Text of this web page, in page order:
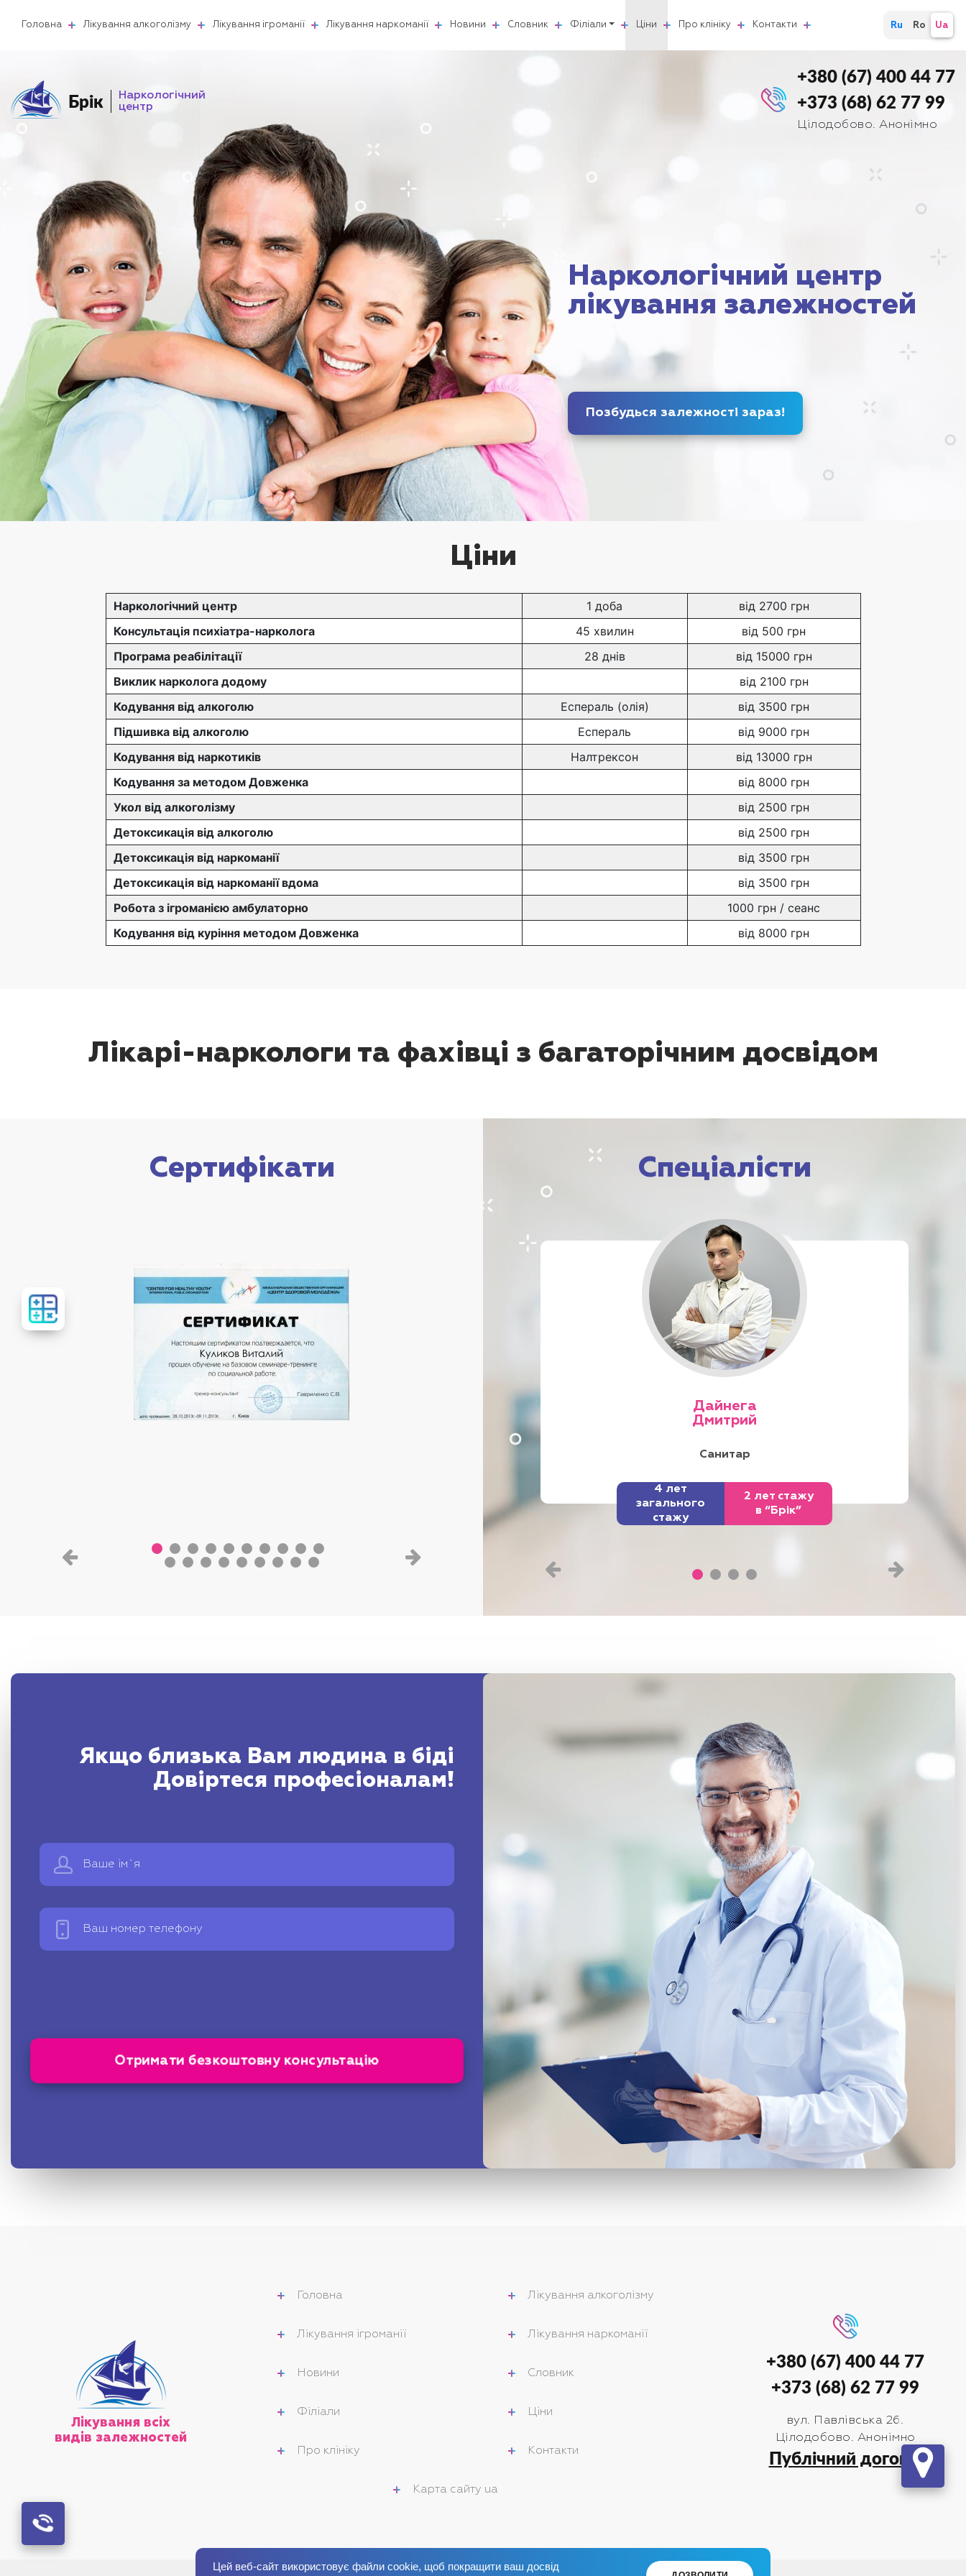
Цей веб-сайт використовує файли cookie, щоб покращити ваш досвід
Головна Лікування алкоголізму Лікування ігроманії Лікування наркоманії Новини Словник Філіали Ціни Про клініку Контакти Ru Ro Ua
Брік
Наркологічний
центр
+380 (67) 400 44 77
+373 (68) 62 77 99
Цілодобово. Анонімно
Наркологічний центр
лікування залежностей
Позбудься залежності зараз!
Ціни
Наркологічний центр 1 доба
від 2700 грн
Консультація психіатра-нарколога
45 хвилин
від 500 грн
Програма реабілітації
28 днів
від 15000 грн
Виклик нарколога додому
від 2100 грн
Кодування від алкоголю
Еспераль (олія)
від 3500 грн
Підшивка від алкоголю
Еспераль
від 9000 грн
Кодування від наркотиків
Налтрексон
від 13000 грн
Кодування за методом Довженка
від 8000 грн
Укол від алкоголізму
від 2500 грн
Детоксикація від алкоголю
від 2500 грн
Детоксикація від наркоманії
від 3500 грн
Детоксикація від наркоманії вдома
від 3500 грн
Робота з ігроманією амбулаторно
1000 грн / сеанс
Кодування від куріння методом Довженка
від 8000 грн
Лікарі-наркологи та фахівці з багаторічним досвідом
Сертифікати Спеціалісти
Сергей Иванович
Дайнега
Дмитрий
Санитар
4 лет
загального
стажу
2 лет стажу
в “Брік”
Якщо близька Вам людина в біді
Довіртеся професіоналам!
Лікування всіх
видів залежностей
Головна Лікування алкоголізму
Лікування ігроманії Лікування наркоманії
Новини Словник
Філіали Ціни
Про клініку Контакти
Карта сайту ua
+380 (67) 400 44 77
+373 (68) 62 77 99
вул. Павлівська 26.
Цілодобово. Анонімно
Публічний договір